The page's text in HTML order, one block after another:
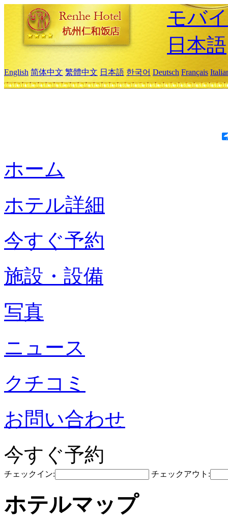
モバ
日本語
English 简体中文 繁體中文 日本語 한국어 Deutsch Français
ホーム
ホテル詳細
今すぐ予約
施設・設備
写真
ニュース
クチコミ
お問い合わせ
今すぐ予約
チェックイン: チェックアウト:
ホテルマップ